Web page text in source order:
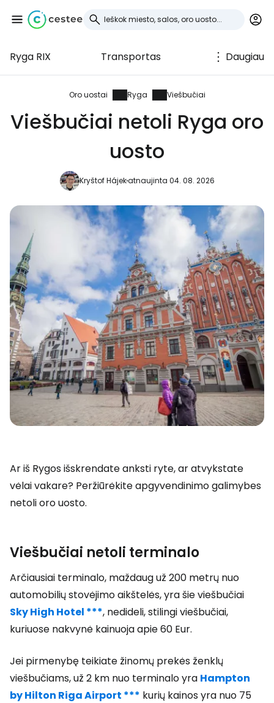
Ryga RIX Transportas Daugiau
Oro uostai Ryga Viešbučiai
Viešbučiai netoli Ryga oro
uosto
Kryštof Hájekatnaujinta 04. 08. 2026
Ar iš Rygos išskrendate anksti ryte, ar atvykstate
vėlai vakare? Peržiūrėkite apgyvendinimo galimybes
netoli oro uosto.
Viešbučiai netoli terminalo
Arčiausiai terminalo, maždaug už 200 metrų nuo
automobilių stovėjimo aikštelės, yra šie viešbučiai
Sky High Hotel ***, nedideli, stilingi viešbučiai,
kuriuose nakvynė kainuoja apie 60 Eur.
Jei pirmenybę teikiate žinomų prekės ženklų
viešbučiams, už 2 km nuo terminalo yra Hampton
by Hilton Riga Airport *** kurių kainos yra nuo 75
Prisijunkite prie
Cestee
... pasaulinė kelionių bendruomenė
Tęsti su Facebook
Tęsti el. paštu